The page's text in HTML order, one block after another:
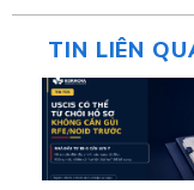
TIN LIÊN